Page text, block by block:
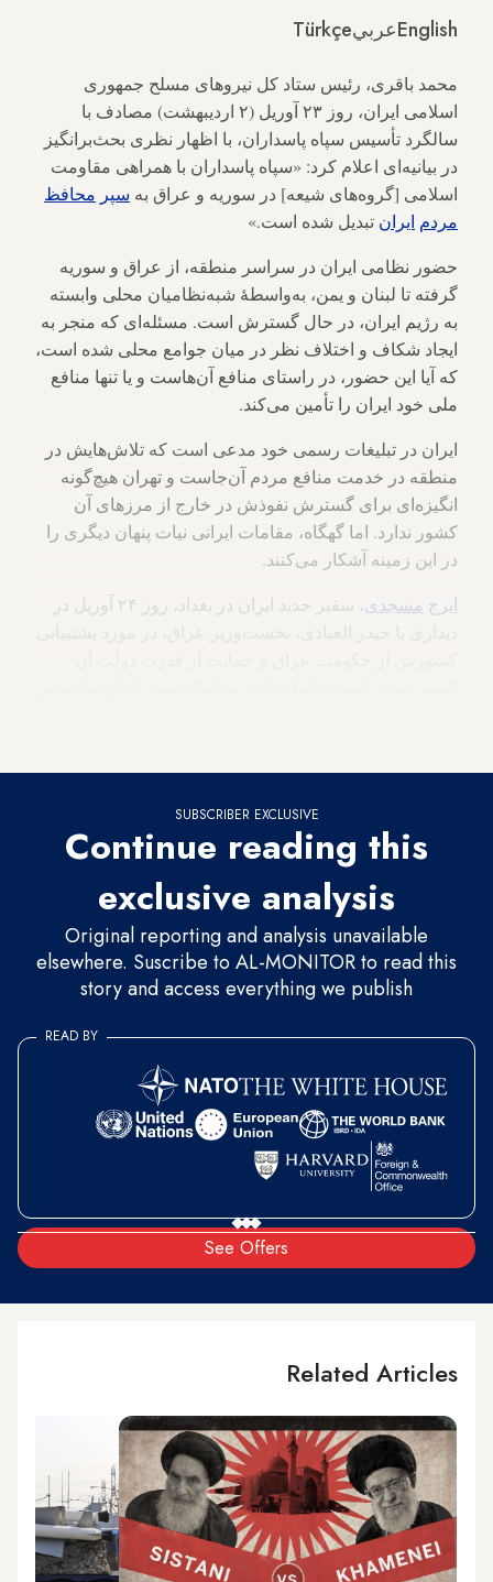
EnglishعربيTürkçe
محمد باقری، رئیس ستاد کل نیروهای مسلح جمهوری
اسلامی ایران، روز ۲۳ آوریل (۲ اردیبهشت) مصادف با
سالگرد تأسیس سپاه پاسداران، با اظهار نظری بحث‌برانگیز
در بیانیه‌ای اعلام کرد: «سپاه پاسداران با همراهی مقاومت
اسلامی [گروه‌های شیعه] در سوریه و عراق به سپر محافظ
مردم ایران تبدیل شده است.»
حضور نظامی ایران در سراسر منطقه، از عراق و سوریه
گرفته تا لبنان و یمن، به‌واسطهٔ‌ شبه‌نظامیان محلی وابسته
به رژیم ایران، در حال گسترش است. مسئله‌ای که منجر به
ایجاد شکاف و اختلاف نظر در میان جوامع محلی شده است،
که آیا این حضور، در راستای منافع آن‌هاست و یا تنها منافع
ملی خود ایران را تأمین می‌کند.
ایران در تبلیغات رسمی خود مدعی است که تلاش‌هایش در
منطقه در خدمت منافع مردم آن‌جاست و تهران هیچ‌گونه
انگیزه‌ای برای گسترش نفوذش در خارج از مرزهای آن
کشور ندارد. اما گهگاه، مقامات ایرانی نیات پنهان دیگری را
در این زمینه آشکار می‌کنند.
ایرج مسجدی
، سفیر جدید ایران در بغداد، روز ۲۴ آوریل در
SUBSCRIBER EXCLUSIVE
Continue reading this
exclusive analysis
Original reporting and analysis unavailable
elsewhere. Suscribe to AL-MONITOR to read this
story and access everything we publish
See Offers
READ BY
Related Articles